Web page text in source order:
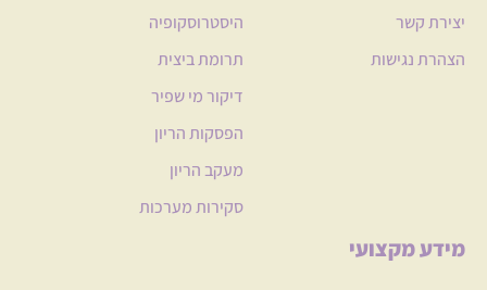
יצירת קשר
הצהרת נגישות
היסטרוסקופיה
תרומת ביצית
דיקור מי שפיר
הפסקות הריון
מעקב הריון
סקירות מערכות
מידע מקצועי